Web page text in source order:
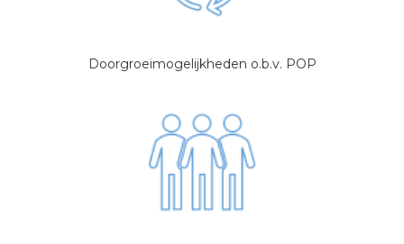
Doorgroeimogelijkheden o.b.v. POP